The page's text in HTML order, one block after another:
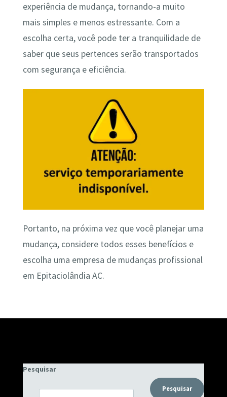
experiência de mudança, tornando-a muito
mais simples e menos estressante. Com a
escolha certa, você pode ter a tranquilidade de
saber que seus pertences serão transportados
com segurança e eficiência.
Portanto, na próxima vez que você planejar uma
mudança, considere todos esses benefícios e
escolha uma empresa de mudanças profissional
em Epitaciolândia AC.
Pesquisar
Pesquisar